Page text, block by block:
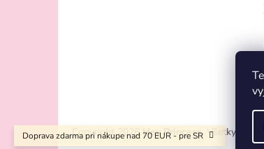
Doprava zdarma pri nákupe nad 70 EUR - pre SR
Copyright 2026 Hey Princess. Všetky